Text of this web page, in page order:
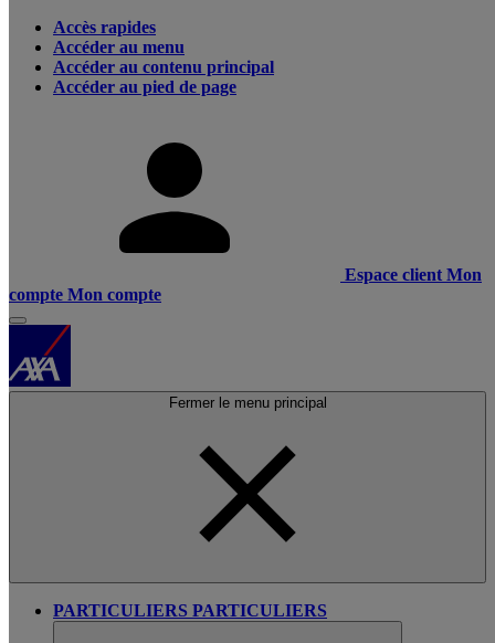
Accès rapides
Accéder au menu
Accéder au contenu principal
Accéder au pied de page
Espace client Mon
compte Mon compte
Fermer le menu principal
PARTICULIERS PARTICULIERS